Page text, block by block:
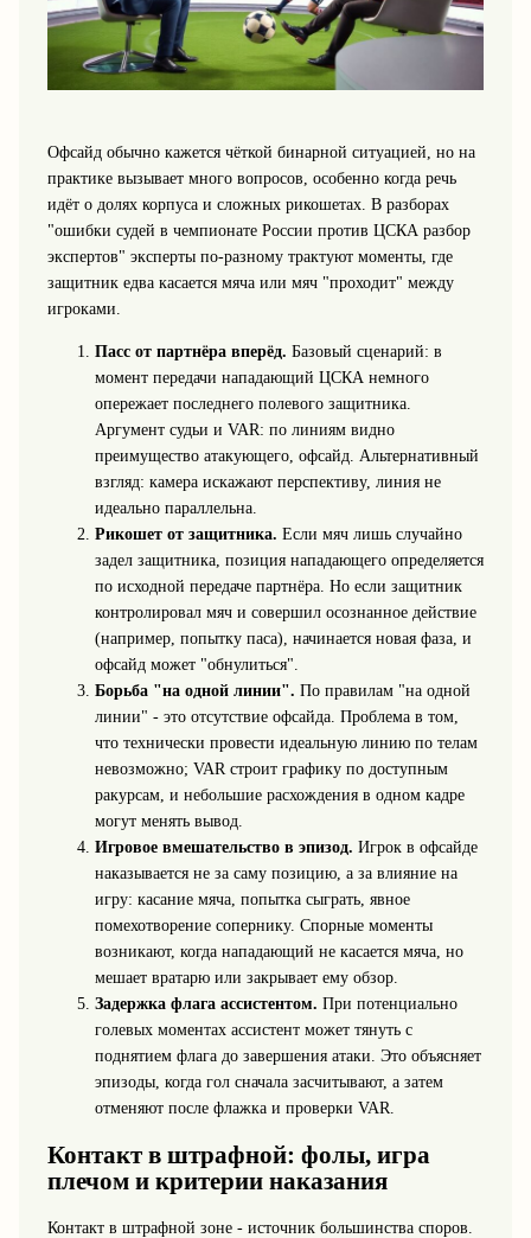
Офсайд обычно кажется чёткой бинарной ситуацией, но на
практике вызывает много вопросов, особенно когда речь
идёт о долях корпуса и сложных рикошетах. В разборах
"ошибки судей в чемпионате России против ЦСКА разбор
экспертов" эксперты по‑разному трактуют моменты, где
защитник едва касается мяча или мяч "проходит" между
игроками.
Пасс от партнёра вперёд. Базовый сценарий: в
момент передачи нападающий ЦСКА немного
опережает последнего полевого защитника.
Аргумент судьи и VAR: по линиям видно
преимущество атакующего, офсайд. Альтернативный
взгляд: камера искажают перспективу, линия не
идеально параллельна.
Рикошет от защитника. Если мяч лишь случайно
задел защитника, позиция нападающего определяется
по исходной передаче партнёра. Но если защитник
контролировал мяч и совершил осознанное действие
(например, попытку паса), начинается новая фаза, и
офсайд может "обнулиться".
Борьба "на одной линии". По правилам "на одной
линии" - это отсутствие офсайда. Проблема в том,
что технически провести идеальную линию по телам
невозможно; VAR строит графику по доступным
ракурсам, и небольшие расхождения в одном кадре
могут менять вывод.
Игровое вмешательство в эпизод. Игрок в офсайде
наказывается не за саму позицию, а за влияние на
игру: касание мяча, попытка сыграть, явное
помехотворение сопернику. Спорные моменты
возникают, когда нападающий не касается мяча, но
мешает вратарю или закрывает ему обзор.
Задержка флага ассистентом. При потенциально
голевых моментах ассистент может тянуть с
поднятием флага до завершения атаки. Это объясняет
эпизоды, когда гол сначала засчитывают, а затем
отменяют после флажка и проверки VAR.
Контакт в штрафной: фолы, игра
плечом и критерии наказания
Контакт в штрафной зоне - источник большинства споров.